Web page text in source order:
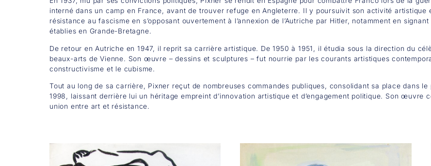
interné dans un camp en France, avant de trouver refuge en Angleterre. Il y poursuivit son activité
résistance au fascisme en s’opposant ouvertement à l’annexion de l’Autriche par Hitler, notamment en
établies en Grande-Bretagne.
De retour en Autriche en 1947, il reprit sa carrière artistique. De 1950 à 1951, il étudia sous la direction du
beaux-arts de Vienne. Son œuvre – dessins et sculptures – fut nourrie par les courants artistiques
constructivisme et le cubisme.
Tout au long de sa carrière, Pixner reçut de nombreuses commandes publiques, consolidant sa place dans
1998, laissant derrière lui un héritage empreint d’innovation artistique et d’engagement politique. Son œuvre
union entre art et résistance.